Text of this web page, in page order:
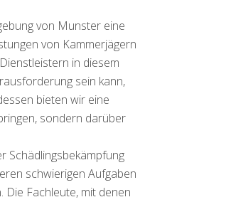
von Munster eine
von Kammerjägern
in diesem
sein kann,
bieten wir eine
sondern darüber
Schädlingsbekämpfung
schwierigen Aufgaben
Fachleute, mit denen